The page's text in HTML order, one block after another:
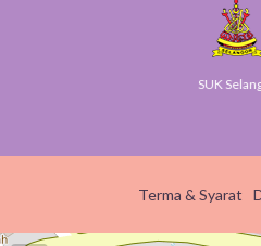
SUK
Terma & Syarat